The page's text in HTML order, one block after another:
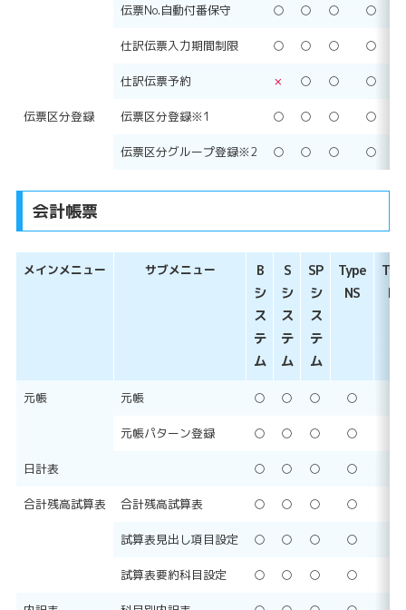
伝票No.自動付番保守 ○ ○ ○ ○
仕訳伝票入力期間制限 ○ ○ ○ ○
仕訳伝票予約 × ○ ○ ○
伝票区分登録 伝票区分登録※1 ○ ○ ○ ○
伝票区分グループ登録※2 ○ ○ ○ ○
会計帳票
メインメニュー サブメニュー
B
シ
ス
テ
ム
S
シ
ス
テ
ム
SP
シ
ス
テ
ム
Type
NS
NP
元帳 元帳 ○ ○ ○ ○
元帳パターン登録 ○ ○ ○ ○
日計表 ○ ○ ○ ○
合計残高試算表 合計残高試算表 ○ ○ ○ ○
試算表見出し項目設定 ○ ○ ○ ○
試算表要約科目設定 ○ ○ ○ ○